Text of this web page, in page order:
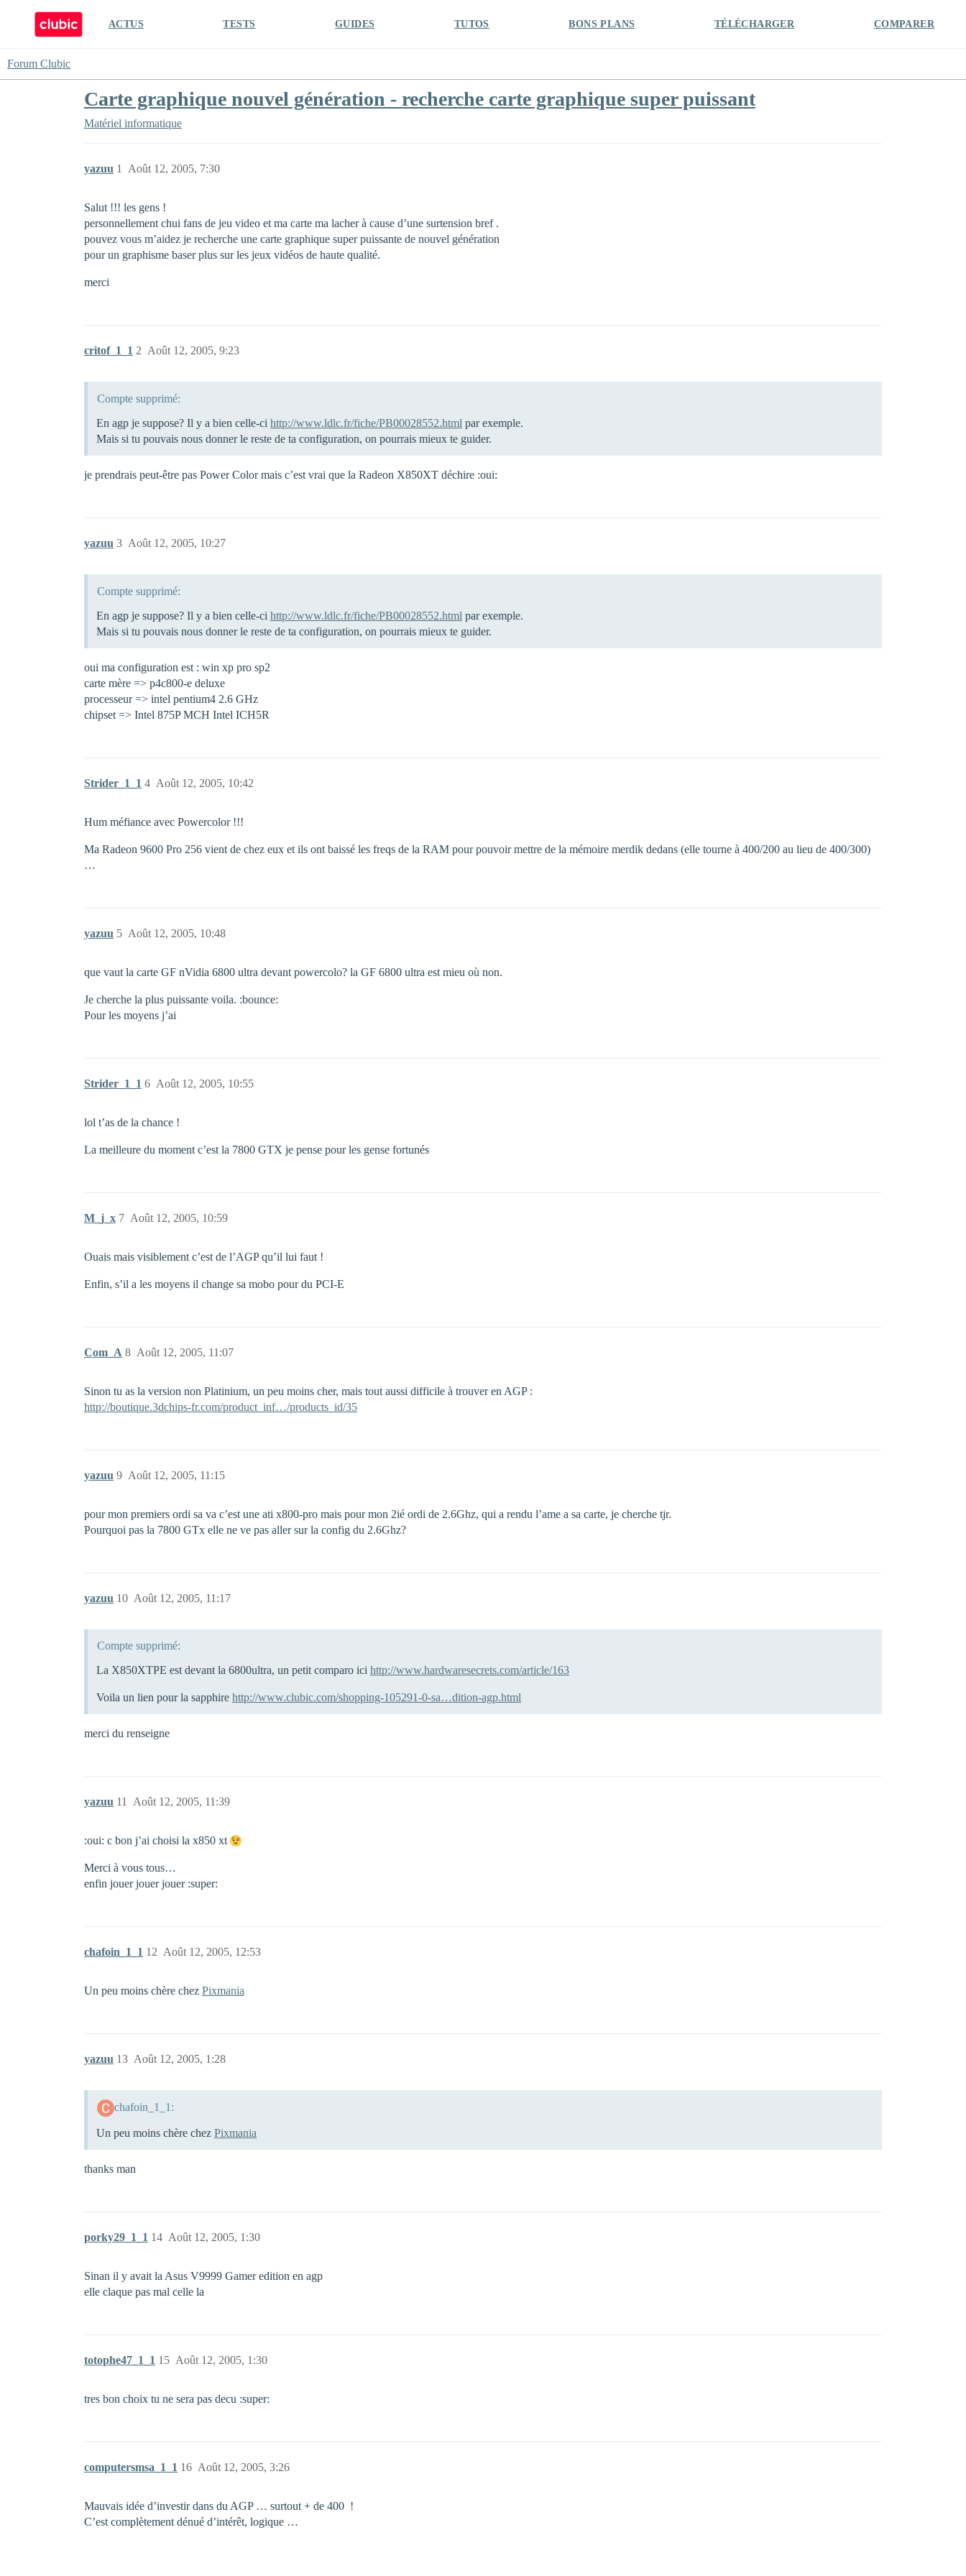
ACTUS TESTS GUIDES TUTOS BONS PLANS TÉLÉCHARGER COMPARER
Forum Clubic
Carte graphique nouvel génération - recherche carte graphique super puissant
Matériel informatique
yazuu Août 12, 2005, 7:30
1
Salut !!! les gens !
personnellement chui fans de jeu video et ma carte ma lacher à cause d’une surtension bref .
pouvez vous m’aidez je recherche une carte graphique super puissante de nouvel génération
pour un graphisme baser plus sur les jeux vidéos de haute qualité.
merci
critof_1_1 Août 12, 2005, 9:23
2
Compte supprimé:
En agp je suppose? Il y a bien celle-ci http://www.ldlc.fr/fiche/PB00028552.html par exemple.
Mais si tu pouvais nous donner le reste de ta configuration, on pourrais mieux te guider.
je prendrais peut-être pas Power Color mais c’est vrai que la Radeon X850XT déchire :oui:
yazuu Août 12, 2005, 10:27
3
Compte supprimé:
En agp je suppose? Il y a bien celle-ci http://www.ldlc.fr/fiche/PB00028552.html par exemple.
Mais si tu pouvais nous donner le reste de ta configuration, on pourrais mieux te guider.
oui ma configuration est : win xp pro sp2
carte mère => p4c800-e deluxe
processeur => intel pentium4 2.6 GHz
chipset => Intel 875P MCH Intel ICH5R
Strider_1_1 Août 12, 2005, 10:42
4
Hum méfiance avec Powercolor !!!
Ma Radeon 9600 Pro 256 vient de chez eux et ils ont baissé les freqs de la RAM pour pouvoir mettre de la mémoire merdik dedans (elle tourne à 400/200 au lieu de 400/300)
…
yazuu Août 12, 2005, 10:48
5
que vaut la carte GF nVidia 6800 ultra devant powercolo? la GF 6800 ultra est mieu où non.
Je cherche la plus puissante voila. :bounce:
Pour les moyens j’ai
Strider_1_1 Août 12, 2005, 10:55
6
lol t’as de la chance !
La meilleure du moment c’est la 7800 GTX je pense pour les gense fortunés
M_j_x Août 12, 2005, 10:59
7
Ouais mais visiblement c’est de l’AGP qu’il lui faut !
Enfin, s’il a les moyens il change sa mobo pour du PCI-E
Com_A Août 12, 2005, 11:07
8
Sinon tu as la version non Platinium, un peu moins cher, mais tout aussi difficile à trouver en AGP :
http://boutique.3dchips-fr.com/product_inf…/products_id/35
yazuu Août 12, 2005, 11:15
9
pour mon premiers ordi sa va c’est une ati x800-pro mais pour mon 2ié ordi de 2.6Ghz, qui a rendu l’ame a sa carte, je cherche tjr.
Pourquoi pas la 7800 GTx elle ne ve pas aller sur la config du 2.6Ghz?
yazuu Août 12, 2005, 11:17
10
Compte supprimé:
La X850XTPE est devant la 6800ultra, un petit comparo ici http://www.hardwaresecrets.com/article/163
Voila un lien pour la sapphire http://www.clubic.com/shopping-105291-0-sa…dition-agp.html
merci du renseigne
yazuu Août 12, 2005, 11:39
11
:oui: c bon j’ai choisi la x850 xt
Merci à vous tous…
enfin jouer jouer jouer :super:
chafoin_1_1 Août 12, 2005, 12:53
12
Un peu moins chère chez Pixmania
yazuu Août 12, 2005, 1:28
13
chafoin_1_1:
Un peu moins chère chez Pixmania
thanks man
porky29_1_1 Août 12, 2005, 1:30
14
Sinan il y avait la Asus V9999 Gamer edition en agp
elle claque pas mal celle la
totophe47_1_1 Août 12, 2005, 1:30
15
tres bon choix tu ne sera pas decu :super:
computersmsa_1_1 Août 12, 2005, 3:26
16
Mauvais idée d’investir dans du AGP … surtout + de 400  !
C’est complètement dénué d’intérêt, logique …